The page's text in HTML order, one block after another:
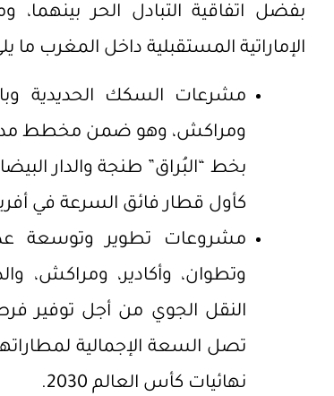
بفضل اتفاقية التبادل الحر بينهما،
الإماراتية المستقبلية داخل المغرب ما
مشرعات السكك الحديدية
ومراكش، وهو ضمن مخطط مد
كأول قطار فائق السرعة في
مشروعات تطوير وتوسعة
وتطوان، وأكادير، ومراكش،
النقل الجوي من أجل توفير
نهائيات كأس العالم 2030.